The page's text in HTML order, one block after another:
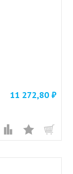
11 272,80 ₽